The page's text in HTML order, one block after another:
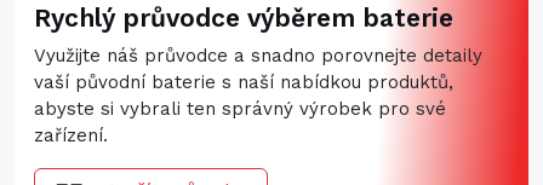
Rychlý průvodce výběrem baterie
Využijte náš průvodce a snadno porovnejte detaily
vaší původní baterie s naší nabídkou produktů,
abyste si vybrali ten správný výrobek pro své
zařízení.